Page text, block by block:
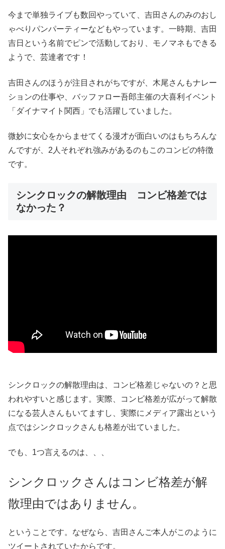
今まで単独ライブも数回やっていて、吉田さんのみのおし
ゃべりパンパーティーなどもやっています。一時期、吉田
吉日という名前でピンで活動しており、モノマネもできる
ようで、芸達者です！
吉田さんのほうが注目されがちですが、木尾さんもナレー
ションの仕事や、バッファロー吾郎主催の大喜利イベント
「ダイナマイト関西」でも活躍していました。
微妙に女心をからませてくる漫才が面白いのはもちろんな
んですが、2人それぞれ強みがあるのもこのコンビの特徴
です。
シンクロックの解散理由 コンビ格差では
なかった？
シンクロックの解散理由は、コンビ格差じゃないの？と思
われやすいと感じます。実際、コンビ格差が広がって解散
になる芸人さんもいてますし、実際にメディア露出という
点ではシンクロックさんも格差が出ていました。
でも、1つ言えるのは、、、
シンクロックさんはコンビ格差が解
散理由ではありません。
ということです。なぜなら、吉田さんご本人がこのように
ツイートされていたからです。